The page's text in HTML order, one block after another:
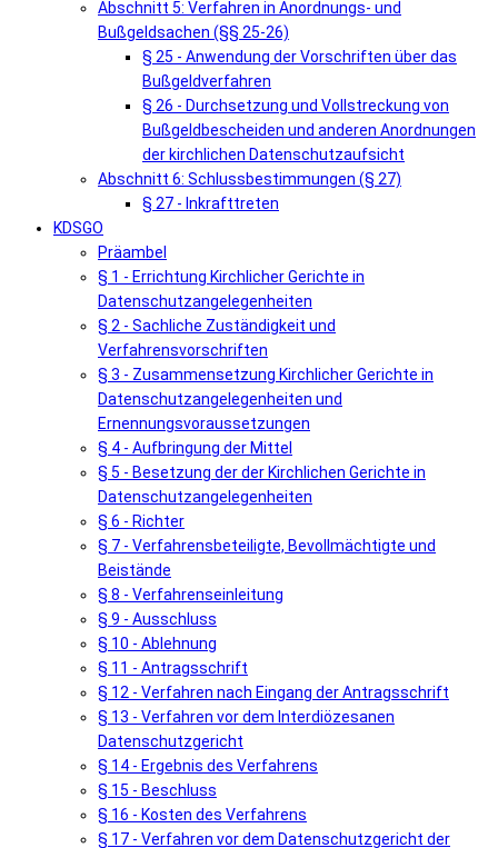
Abschnitt 5: Verfahren in Anordnungs- und
Bußgeldsachen (§§ 25-26)
§ 25 - Anwendung der Vorschriften über das
Bußgeldverfahren
§ 26 - Durchsetzung und Vollstreckung von
Bußgeldbescheiden und anderen Anordnungen
der kirchlichen Datenschutzaufsicht
Abschnitt 6: Schlussbestimmungen (§ 27)
§ 27 - Inkrafttreten
KDSGO
Präambel
§ 1 - Errichtung Kirchlicher Gerichte in
Datenschutzangelegenheiten
§ 2 - Sachliche Zuständigkeit und
Verfahrensvorschriften
§ 3 - Zusammensetzung Kirchlicher Gerichte in
Datenschutzangelegenheiten und
Ernennungsvoraussetzungen
§ 4 - Aufbringung der Mittel
§ 5 - Besetzung der der Kirchlichen Gerichte in
Datenschutzangelegenheiten
§ 6 - Richter
§ 7 - Verfahrensbeteiligte, Bevollmächtigte und
Beistände
§ 8 - Verfahrenseinleitung
§ 9 - Ausschluss
§ 10 - Ablehnung
§ 11 - Antragsschrift
§ 12 - Verfahren nach Eingang der Antragsschrift
§ 13 - Verfahren vor dem Interdiözesanen
Datenschutzgericht
§ 14 - Ergebnis des Verfahrens
§ 15 - Beschluss
§ 16 - Kosten des Verfahrens
§ 17 - Verfahren vor dem Datenschutzgericht der